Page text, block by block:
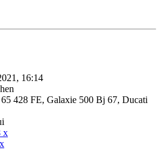
16:14
428 FE, Galaxie 500 Bj 67, Ducati
x